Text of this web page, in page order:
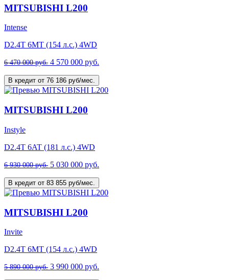
MITSUBISHI L200
Intense
D2.4T 6MT (154 л.с.) 4WD
6 470 000 руб. 4 570 000 руб.
В кредит от 76 186 руб/мес.
MITSUBISHI L200
Instyle
D2.4T 6AT (181 л.с.) 4WD
6 930 000 руб. 5 030 000 руб.
В кредит от 83 855 руб/мес.
MITSUBISHI L200
Invite
D2.4T 6MT (154 л.с.) 4WD
5 890 000 руб. 3 990 000 руб.